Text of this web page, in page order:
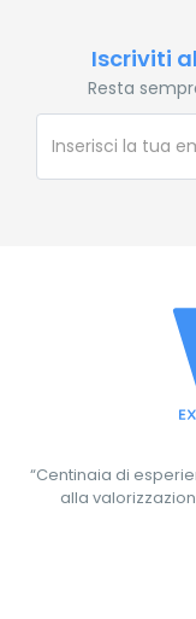
Iscriviti
Resta
“Centinaia di
alla